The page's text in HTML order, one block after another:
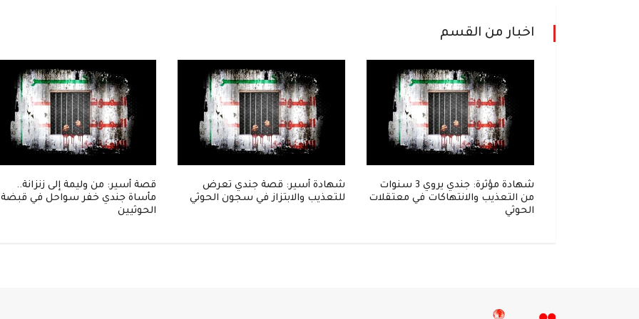
اخبار من القسم
شهادة مؤثرة: جندي يروي 3 سنوات
من التعذيب والانتهاكات في معتقلات
الحوثي
شهادة أسير: قصة جندي تعرض
للتعذيب والابتزاز في سجون الحوثي
قصة أسير: من وليمة إلى زنزانة..
مأساة جندي خفر سواحل في قبضة
الحوثيين